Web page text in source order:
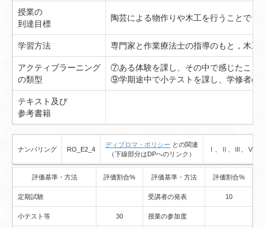
授業の
到達目標
陶芸による物作りや木工を行うことで
学習方法 専門家と作業療法士の指導のもと，木工
アクティブラーニング
の類型
⑦ある体験を課し、その中で感じたこと
⑨学期途中で小テストを課し、学修者の
テキスト及び
参考書籍
ナンバリング RO_E2_4
ディプロマ・ポリシー との関連
（下線部分はDPへのリンク）
Ⅰ、Ⅱ、Ⅲ、Ⅴ
評価基準・方法 評価割合% 評価基準・方法 評価割合%
定期試験 受講者の発表 10
小テスト等 30 授業の参加度